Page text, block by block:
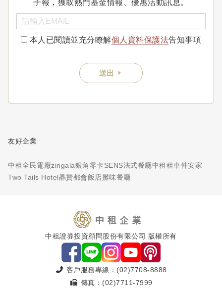
子報，獲取熱門基金情報、優惠活動訊息。
本人已閱讀並充分瞭解個人資料保護法告知事項
送出
友好企業
中租全民電廠zingala銀角零卡SENS法式餐廳中租租車仲安家
Two Tails Hotel晶贊都會飯店攤味餐廳
中租證券投資顧問股份有限公司 版權所有
客戶服務專線：(02)7708-8888
傳真：(02)7711-7999